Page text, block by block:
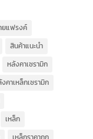
ยแฟรงค์
สินค้าแนะนำ
หลังคาเซรามิก
คาเหล็กเซรามิก
เหล็ก